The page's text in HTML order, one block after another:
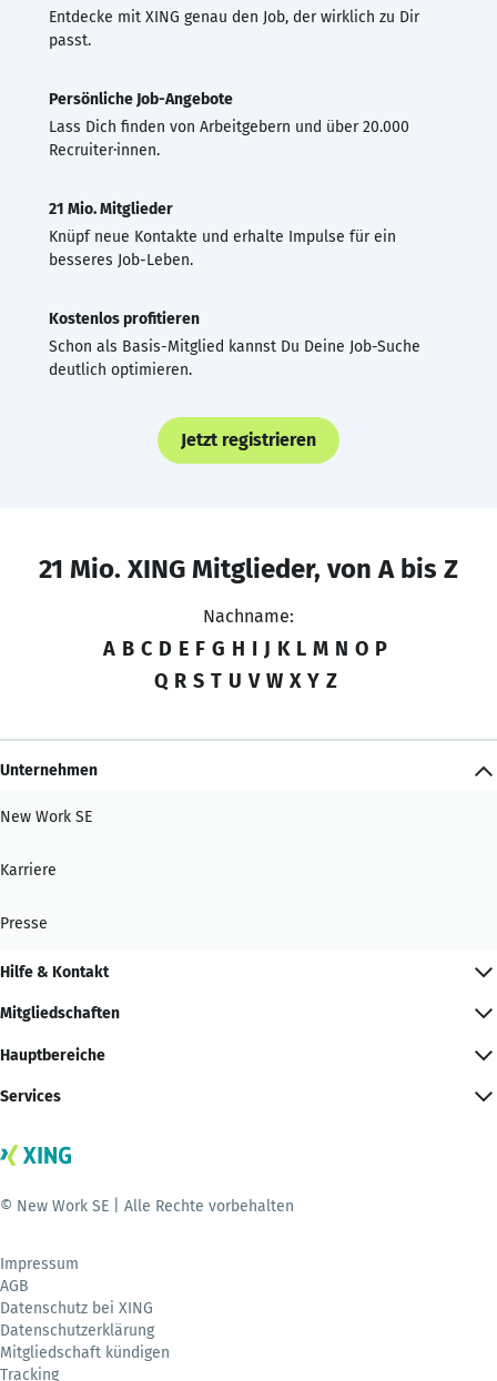
Entdecke mit XING genau den Job, der wirklich zu Dir
passt.
Persönliche Job-Angebote
Lass Dich finden von Arbeitgebern und über 20.000
Recruiter·innen.
21 Mio. Mitglieder
Knüpf neue Kontakte und erhalte Impulse für ein
besseres Job-Leben.
Kostenlos profitieren
Schon als Basis-Mitglied kannst Du Deine Job-Suche
deutlich optimieren.
Jetzt registrieren
21 Mio. XING Mitglieder, von A bis Z
Nachname:
A B C D E F G H I J K L M N O P
Q R S T U V W X Y Z
Unternehmen
New Work SE
Karriere
Presse
Hilfe & Kontakt
Mitgliedschaften
Hauptbereiche
Services
© New Work SE | Alle Rechte vorbehalten
Impressum
AGB
Datenschutz bei XING
Datenschutzerklärung
Mitgliedschaft kündigen
Tracking